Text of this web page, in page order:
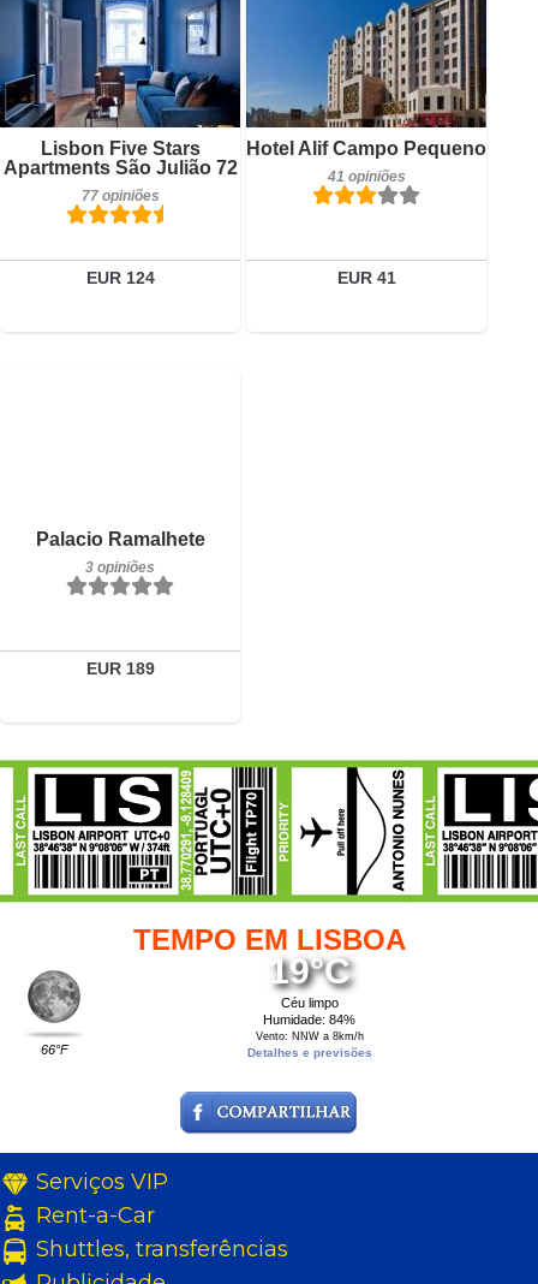
Lisbon Five Stars
Apartments São Julião 72
77 opiniões
EUR 124
77 opiniões
Detalhes
Reservar
Hotel Alif Campo Pequeno
41 opiniões
EUR 41
41 opiniões
Detalhes
Reservar
Palacio Ramalhete
3 opiniões
EUR 189
TEMPO EM LISBOA
66°F
19°C
Céu limpo
Humidade: 84%
Vento: NNW a 8km/h
Detalhes e previsões
Serviços VIP
Rent-a-Car
Shuttles, transferências